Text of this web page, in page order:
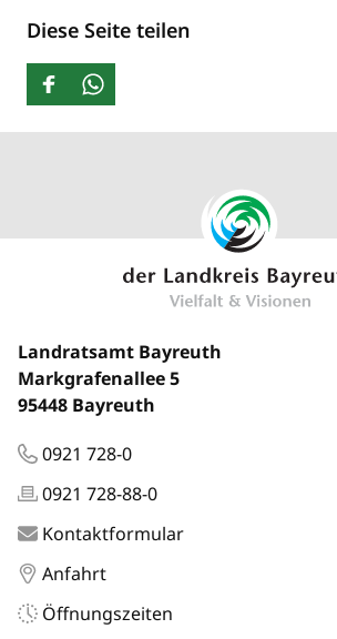
Diese Seite teilen
Landratsamt Bayreuth
Markgrafenallee 5
95448 Bayreuth
0921 728-0
0921 728-88-0
Kontaktformular
Anfahrt
Öffnungszeiten